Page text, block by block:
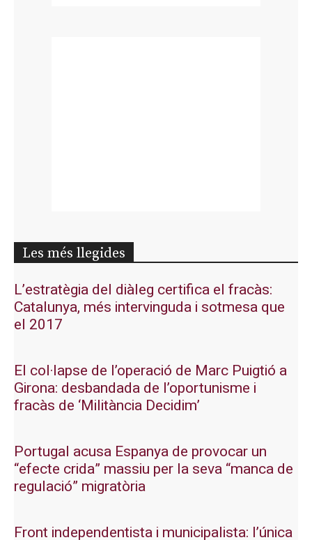
Les més llegides
L’estratègia del diàleg certifica el fracàs:
Catalunya, més intervinguda i sotmesa que
el 2017
El col·lapse de l’operació de Marc Puigtió a
Girona: desbandada de l’oportunisme i
fracàs de ‘Militància Decidim’
Portugal acusa Espanya de provocar un
“efecte crida” massiu per la seva “manca de
regulació” migratòria
Front independentista i municipalista: l’única